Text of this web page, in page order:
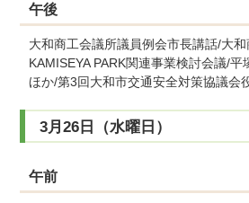
午後
大和商工会議所議員例会市長講話/大
KAMISEYA PARK関連事業検討会議/
ほか/第3回大和市交通安全対策協議会
3月26日（水曜日）
午前